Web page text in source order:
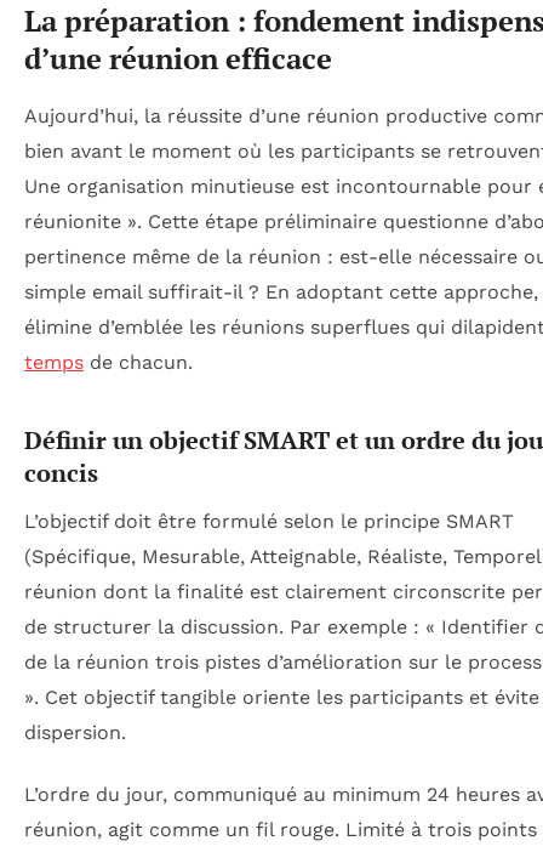
La préparation : fondement
d’une réunion efficace
Aujourd’hui, la réussite d’une réunion productive
bien avant le moment où les participants se
Une organisation minutieuse est incontournable pour
réunionite ». Cette étape préliminaire questionne
pertinence même de la réunion : est-elle nécessaire
simple email suffirait-il ? En adoptant cette approche,
élimine d’emblée les réunions superflues qui
temps de chacun.
Définir un objectif SMART et un ordre du
concis
L’objectif doit être formulé selon le principe SMART
(Spécifique, Mesurable, Atteignable, Réaliste,
réunion dont la finalité est clairement circonscrite
de structurer la discussion. Par exemple : « Identifier
de la réunion trois pistes d’amélioration sur le
». Cet objectif tangible oriente les participants et
dispersion.
L’ordre du jour, communiqué au minimum 24 heures
réunion, agit comme un fil rouge. Limité à trois points